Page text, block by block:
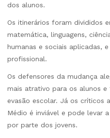
dos alunos.
Os itinerários foram divididos
matemática, linguagens,
humanas e sociais aplicadas,
profissional.
Os defensores da mudança
mais atrativo para os alunos
evasão escolar. Já os críticos
Médio é inviável e pode levar
por parte dos jovens.